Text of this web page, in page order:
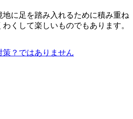
地に足を踏み入れるために積み重ね
くして楽しいものでもあります。
？ではありません